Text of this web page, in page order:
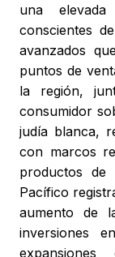
una elevada
conscientes
avanzados
puntos de
la región,
consumidor
judía blanca,
con marcos
productos de
Pacífico
aumento de
inversiones